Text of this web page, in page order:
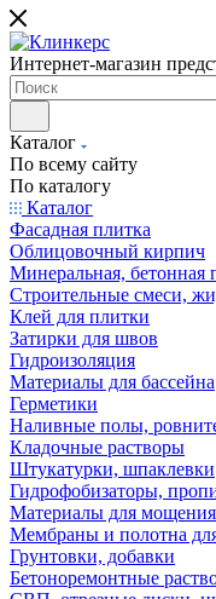
Интернет-магазин
Каталог
По всему сайту
По каталогу
Каталог
Фасадная плитка
Облицовочный кирпич
Минеральная, бетонная
Строительные смеси,
Клей для плитки
Затирки для швов
Гидроизоляция
Материалы для бассейна
Герметики
Наливные полы,
Кладочные растворы
Штукатурки, шпаклевки
Гидрофобизаторы,
Материалы для
Мембраны и полотна
Грунтовки, добавки
Бетоноремонтные